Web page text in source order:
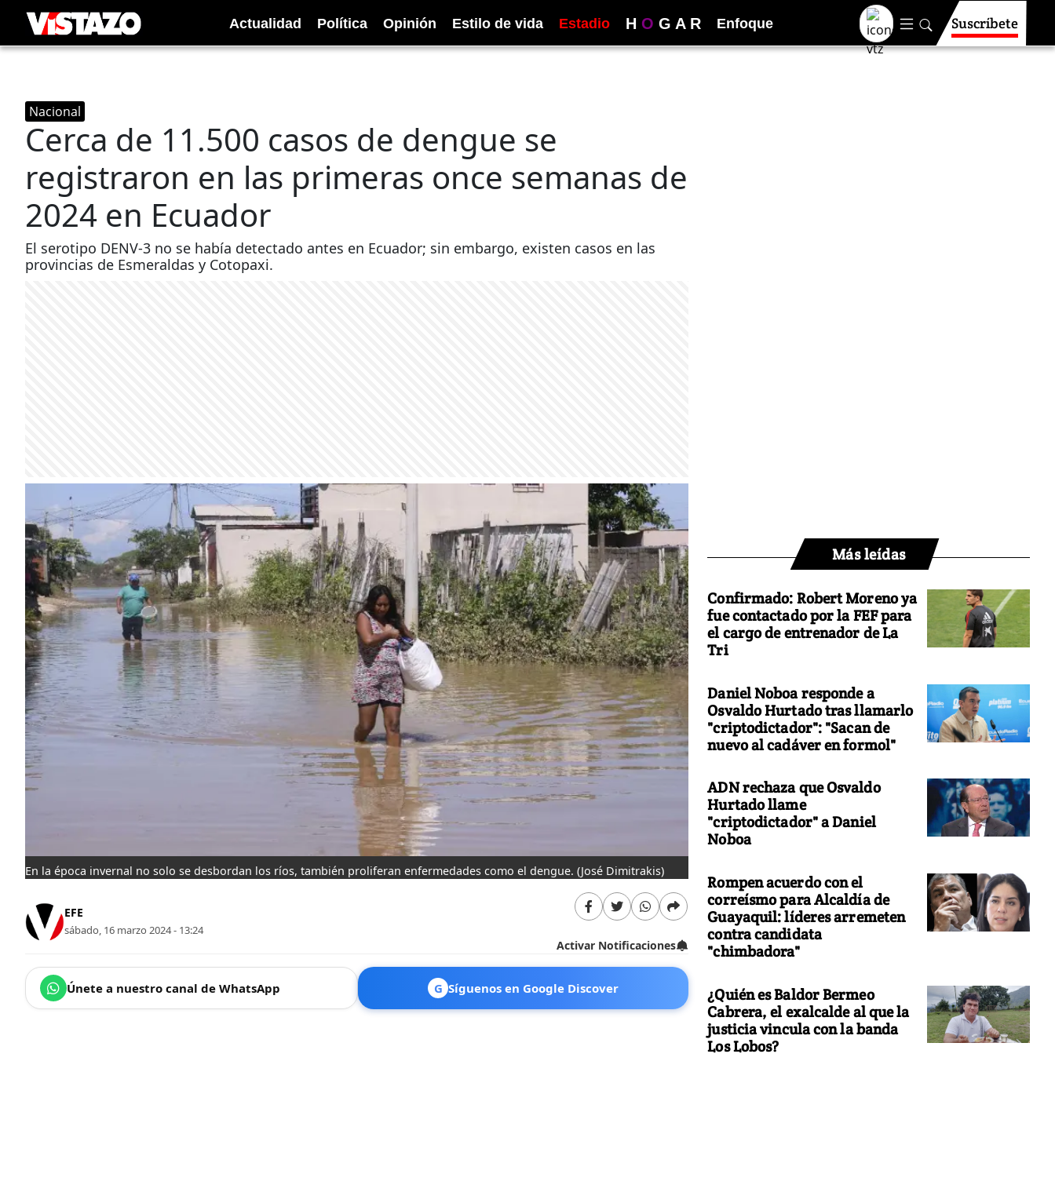
Actualidad Política Opinión Estilo de vida Estadio H O G A R Enfoque Suscríbete
Nacional
Cerca de 11.500 casos de dengue se
registraron en las primeras once semanas de
2024 en Ecuador
El serotipo DENV-3 no se había detectado antes en Ecuador; sin embargo, existen casos en las
provincias de Esmeraldas y Cotopaxi.
En la época invernal no solo se desbordan los ríos, también proliferan enfermedades como el dengue. (José Dimitrakis)
EFE
sábado, 16 marzo 2024 - 13:24
Activar Notificaciones
Únete a nuestro canal de WhatsApp G Síguenos en Google Discover
Más leídas
Confirmado: Robert Moreno ya
fue contactado por la FEF para
el cargo de entrenador de La
Tri
Daniel Noboa responde a
Osvaldo Hurtado tras llamarlo
"criptodictador": "Sacan de
nuevo al cadáver en formol"
ADN rechaza que Osvaldo
Hurtado llame
"criptodictador" a Daniel
Noboa
Rompen acuerdo con el
correísmo para Alcaldía de
Guayaquil: líderes arremeten
contra candidata
"chimbadora"
¿Quién es Baldor Bermeo
Cabrera, el exalcalde al que la
justicia vincula con la banda
Los Lobos?